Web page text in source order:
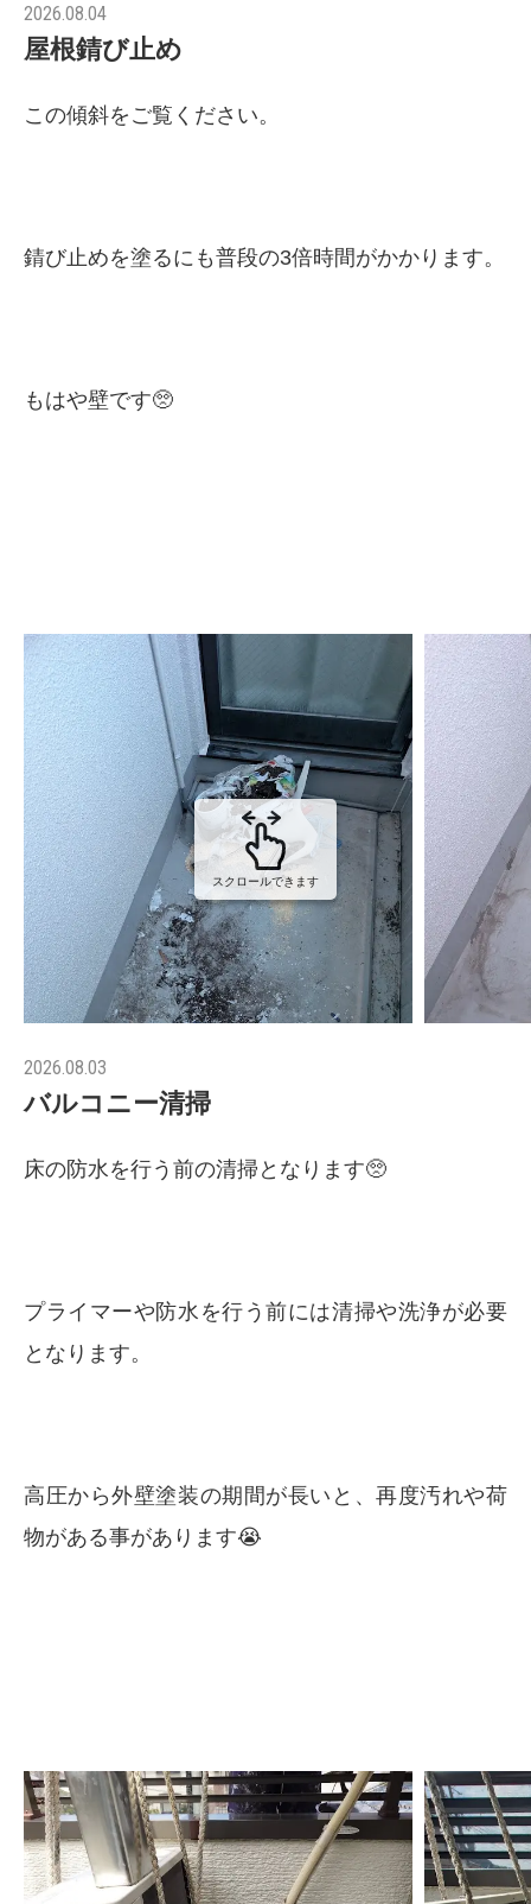
2026.08.04
屋根錆び止め
この傾斜をご覧ください。
錆び止めを塗るにも普段の3倍時間がかかります。
もはや壁です🥺
スクロールできます
2026.08.03
バルコニー清掃
床の防水を行う前の清掃となります🥺
プライマーや防水を行う前には清掃や洗浄が必要
となります。
高圧から外壁塗装の期間が長いと、再度汚れや荷
物がある事があります😭